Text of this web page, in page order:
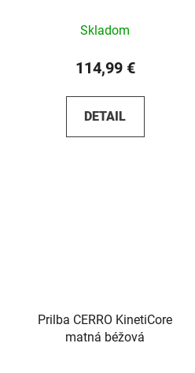
Skladom
114,99 €
DETAIL
Prilba CERRO KinetiCore
matná béžová